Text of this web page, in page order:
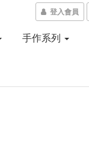
登入會員
手作系列